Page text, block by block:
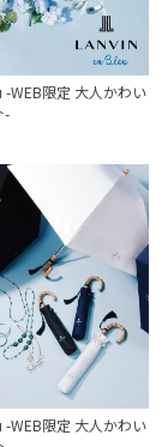
-WEB限定 大人かわい
-
-WEB限定 大人かわい